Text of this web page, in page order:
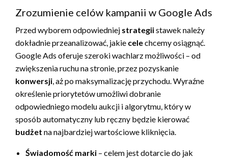
Zrozumienie celów kampanii w Google Ads
Przed wyborem odpowiedniej strategiistawek należy
dokładnie przeanalizować, jakie celechcemy osiągnąć.
Google Ads oferuje szeroki wachlarz możliwości – od
zwiększenia ruchu na stronie, przez pozyskanie
konwersji, aż po maksymalizację przychodu. Wyraźne
określenie priorytetów umożliwi dobranie
odpowiedniego modelu aukcji i algorytmu, który w
sposób automatyczny lub ręczny będzie kierować
budżet na najbardziej wartościowe kliknięcia.
Świadomość marki – celem jest dotarcie do jak